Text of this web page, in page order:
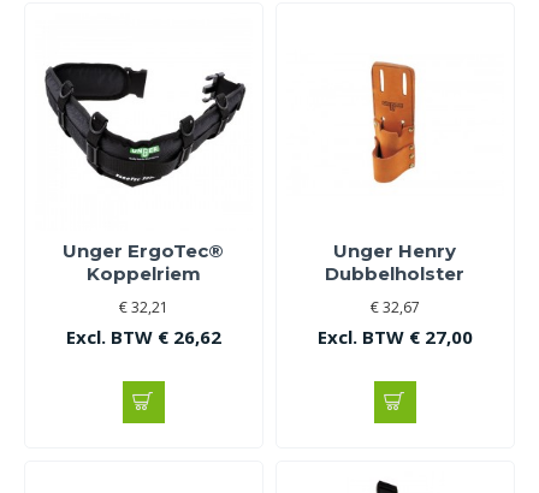
Unger ErgoTec®
Koppelriem
€ 32,21
Excl. BTW € 26,62
Unger Henry
Dubbelholster
€ 32,67
Excl. BTW € 27,00